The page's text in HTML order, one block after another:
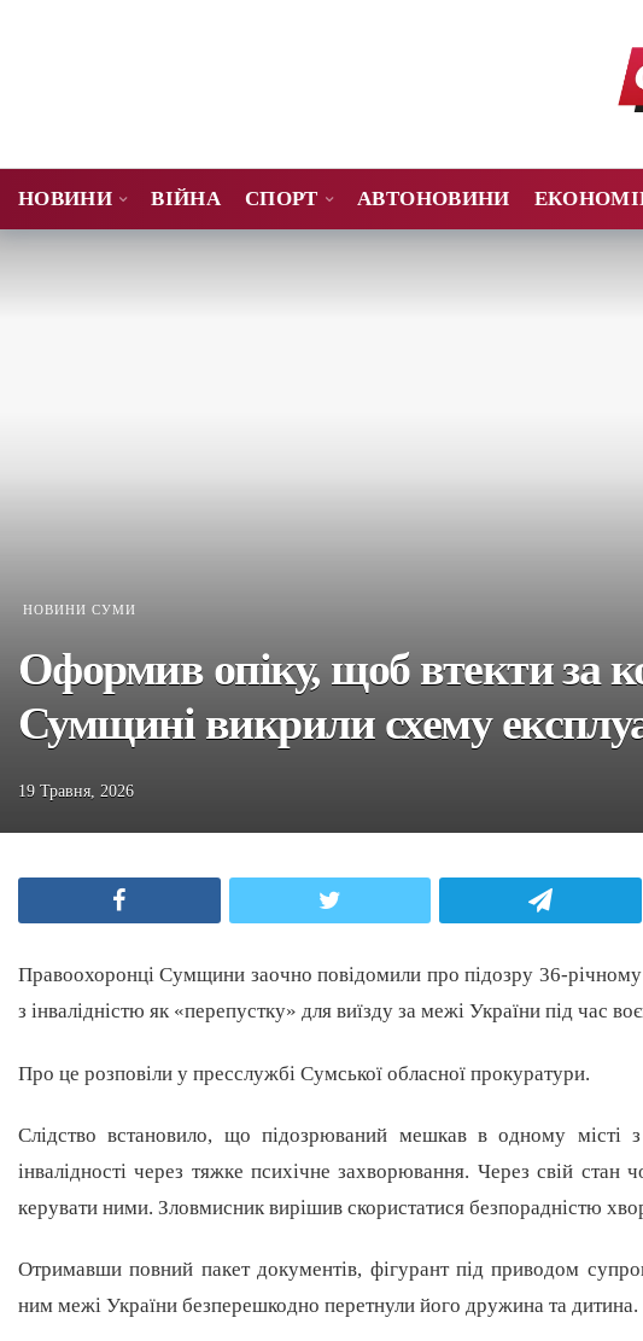
НОВИНИ ВІЙНА СПОРТ АВТОНОВИНИ
НОВИНИ СУМИ
Оформив опіку, щоб втекти за
Сумщині викрили схему
19 Травня, 2026
Правоохоронці Сумщини заочно повідомили про підозру 36-річному
з інвалідністю як «перепустку» для виїзду за межі України під час
Про це розповіли у пресслужбі Сумської обласної прокуратури.
Слідство встановило, що підозрюваний мешкав в одному місті
інвалідності через тяжке психічне захворювання. Через свій стан
керувати ними. Зловмисник вирішив скористатися безпорадністю
Отримавши повний пакет документів, фігурант під приводом
ним межі України безперешкодно перетнули його дружина та дитина.